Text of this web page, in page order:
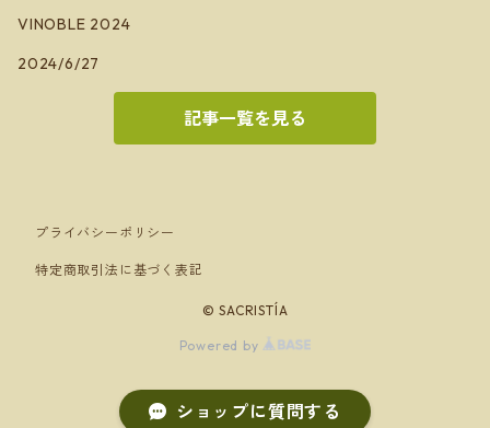
VINOBLE 2024
2024/6/27
記事一覧を見る
プライバシーポリシー
特定商取引法に基づく表記
© SACRISTÍA
Powered by
ショップに質問する